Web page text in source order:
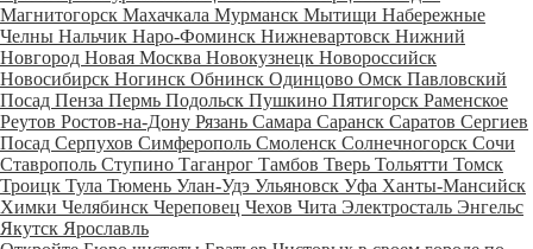
Магнитогорск Махачкала Мурманск Мытищи Набережные
Челны Нальчик Наро-Фоминск Нижневартовск Нижний
Новгород Новая Москва Новокузнецк Новороссийск
Новосибирск Ногинск Обнинск Одинцово Омск Павловский
Посад Пенза Пермь Подольск Пушкино Пятигорск Раменское
Реутов Ростов-на-Дону Рязань Самара Саранск Саратов Сергиев
Посад Серпухов Симферополь Смоленск Солнечногорск Сочи
Ставрополь Ступино Таганрог Тамбов Тверь Тольятти Томск
Троицк Тула Тюмень Улан-Удэ Ульяновск Уфа Ханты-Мансийск
Химки Челябинск Череповец Чехов Чита Электросталь Энгельс
Якутск Ярославль